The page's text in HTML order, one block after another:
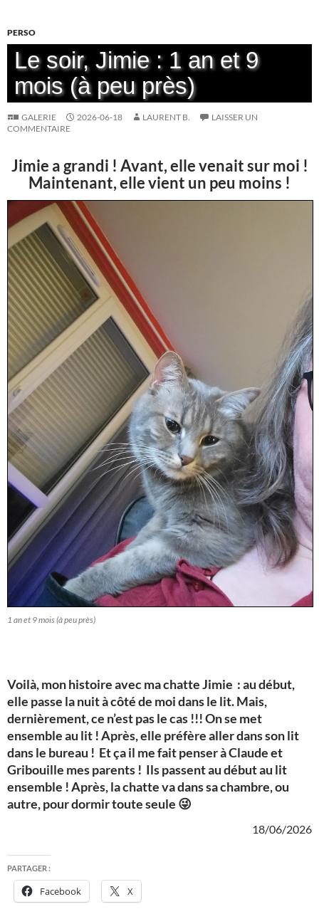
PERSO
Le soir, Jimie : 1 an et 9
mois (à peu près)
GALERIE 2026-06-18 LAURENT B.
LAISSER UN
COMMENTAIRE
Jimie a grandi ! Avant, elle venait sur moi !
Maintenant, elle vient un peu moins !
1 an et 9 mois (à peu près)
Voilà, mon histoire avec ma chatte Jimie : au début,
elle passe la nuit à côté de moi dans le lit. Mais,
dernièrement, ce n’est pas le cas !!! On se met
ensemble au lit ! Après, elle préfère aller dans son lit
dans le bureau ! Et ça il me fait penser à Claude et
Gribouille mes parents ! Ils passent au début au lit
ensemble ! Après, la chatte va dans sa chambre, ou
autre, pour dormir toute seule 😜
18/06/2026
PARTAGER :
Facebook X